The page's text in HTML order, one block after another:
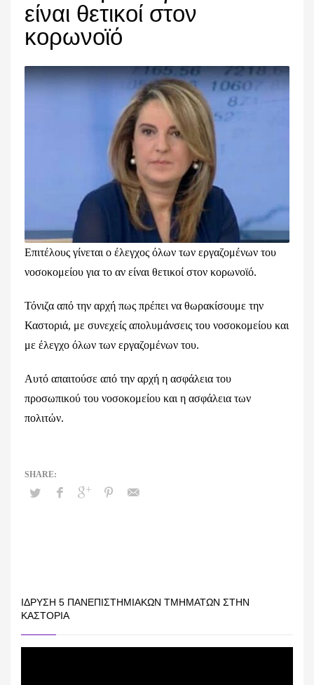
είναι θετικοί στον
κορωνοϊό
Επιτέλους γίνεται ο έλεγχος όλων των εργαζομένων του
νοσοκομείου για το αν είναι θετικοί στον κορωνοϊό.
Τόνιζα από την αρχή πως πρέπει να θωρακίσουμε την
Καστοριά, με συνεχείς απολυμάνσεις του νοσοκομείου και
με έλεγχο όλων των εργαζομένων του.
Αυτό απαιτούσε από την αρχή η ασφάλεια του
προσωπικού του νοσοκομείου και η ασφάλεια των
πολιτών.
ΊΔΡΥΣΗ 5 ΠΑΝΕΠΙΣΤΗΜΙΑΚΏΝ ΤΜΗΜΆΤΩΝ ΣΤΗΝ
ΚΑΣΤΟΡΙΆ